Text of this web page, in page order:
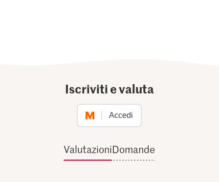
Iscriviti e valuta
Accedi
ValutazioniDomande